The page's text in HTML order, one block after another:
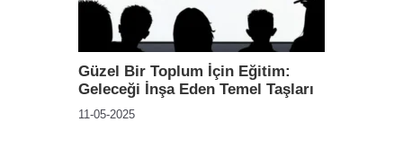
Güzel Bir Toplum İçin Eğitim:
Geleceği İnşa Eden Temel Taşları
11-05-2025